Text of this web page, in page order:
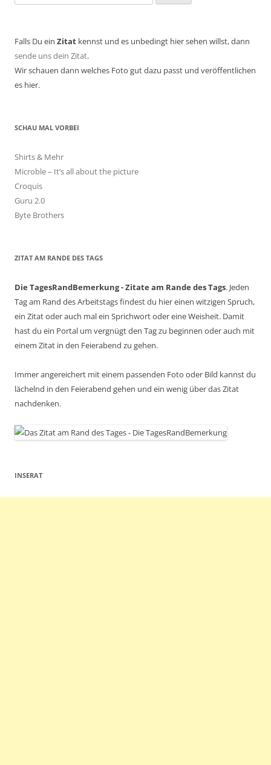
nach:
Falls Du ein Zitat kennst und es unbedingt hier sehen willst, dann
sende uns dein Zitat.
Wir schauen dann welches Foto gut dazu passt und veröffentlichen
es hier.
SCHAU MAL VORBEI
Shirts & Mehr
Microble – It’s all about the picture
Croquis
Guru 2.0
Byte Brothers
ZITAT AM RANDE DES TAGS
Die TagesRandBemerkung - Zitate am Rande des Tags. Jeden
Tag am Rand des Arbeitstags findest du hier einen witzigen Spruch,
ein Zitat oder auch mal ein Sprichwort oder eine Weisheit. Damit
hast du ein Portal um vergnügt den Tag zu beginnen oder auch mit
einem Zitat in den Feierabend zu gehen.
Immer angereichert mit einem passenden Foto oder Bild kannst du
lächelnd in den Feierabend gehen und ein wenig über das Zitat
nachdenken.
INSERAT